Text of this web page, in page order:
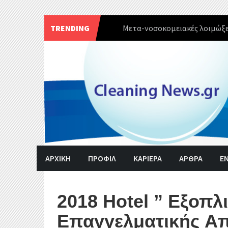
TRENDING
Πρωτοφανές κύμα έξαρσης
Skip
to
content
ΑΡΧΙΚΗ ΠΡΟΦΙΛ ΚΑΡΙΕΡΑ ΑΡΘΡΑ
2018 Hotel ”
Επαγγελματικής